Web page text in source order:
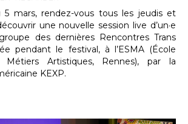
5 mars, rendez-vous tous les jeudis et
une nouvelle session live d’un·e
des dernières Rencontres Trans
pendant le festival, à l’ESMA (École
Métiers Artistiques, Rennes), par la
KEXP.